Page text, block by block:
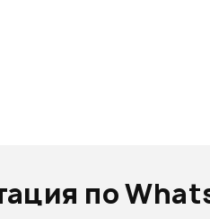
по